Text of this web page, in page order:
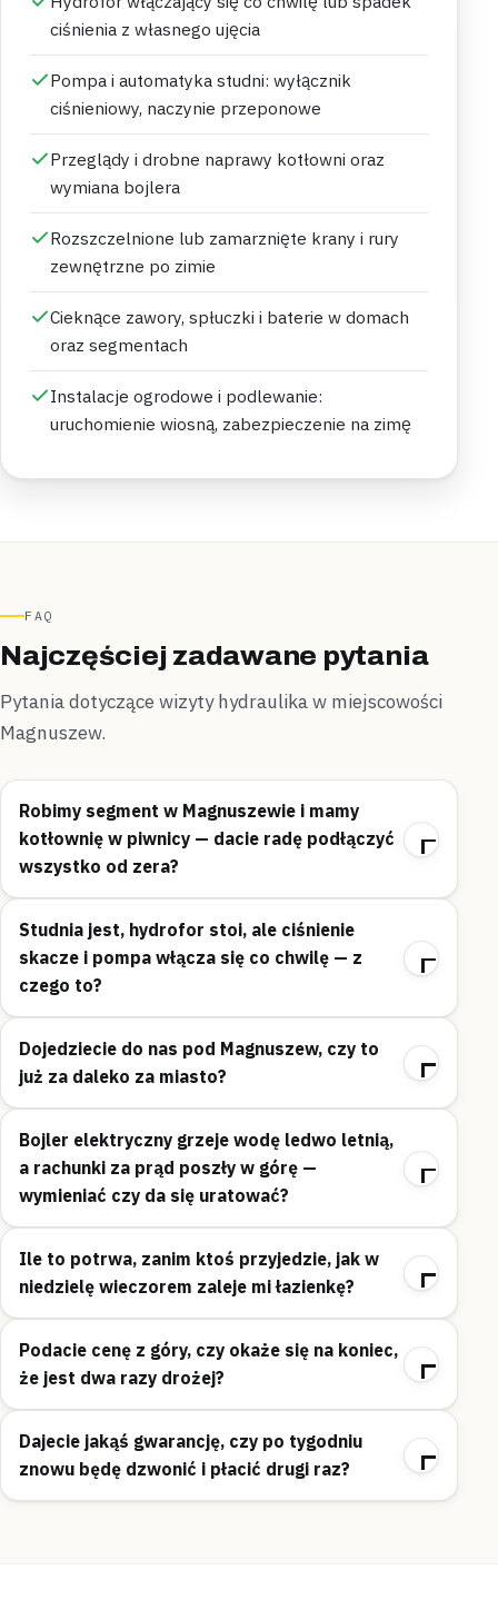
ciśnienia z własnego ujęcia
Pompa i automatyka studni: wyłącznik
ciśnieniowy, naczynie przeponowe
Przeglądy i drobne naprawy kotłowni oraz
wymiana bojlera
Rozszczelnione lub zamarznięte krany i rury
zewnętrzne po zimie
Cieknące zawory, spłuczki i baterie w domach
oraz segmentach
Instalacje ogrodowe i podlewanie:
uruchomienie wiosną, zabezpieczenie na zimę
FAQ
Najczęściej zadawane pytania
Pytania dotyczące wizyty hydraulika w miejscowości
Magnuszew.
Robimy segment w Magnuszewie i mamy
kotłownię w piwnicy — dacie radę podłączyć
wszystko od zera?
Studnia jest, hydrofor stoi, ale ciśnienie
skacze i pompa włącza się co chwilę — z
czego to?
Dojedziecie do nas pod Magnuszew, czy to
już za daleko za miasto?
Bojler elektryczny grzeje wodę ledwo letnią,
a rachunki za prąd poszły w górę —
wymieniać czy da się uratować?
Ile to potrwa, zanim ktoś przyjedzie, jak w
niedzielę wieczorem zaleje mi łazienkę?
Podacie cenę z góry, czy okaże się na koniec,
że jest dwa razy drożej?
Dajecie jakąś gwarancję, czy po tygodniu
znowu będę dzwonić i płacić drugi raz?